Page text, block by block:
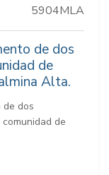
5904MLA
de dos
de
Alta.
de dos
de